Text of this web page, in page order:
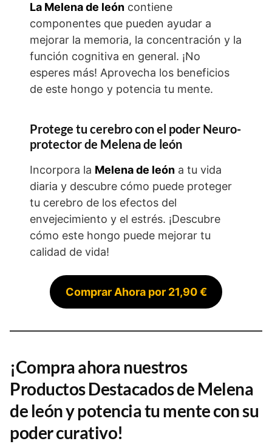
La Melena de león contiene
componentes que pueden ayudar a
mejorar la memoria, la concentración y la
función cognitiva en general. ¡No
esperes más! Aprovecha los beneficios
de este hongo y potencia tu mente.
Protege tu cerebro con el poder Neuro-
protector de Melena de león
Incorpora la Melena de león a tu vida
diaria y descubre cómo puede proteger
tu cerebro de los efectos del
envejecimiento y el estrés. ¡Descubre
cómo este hongo puede mejorar tu
calidad de vida!
Comprar Ahora por 21,90 €
¡Compra ahora nuestros
Productos Destacados de Melena
de león y potencia tu mente con su
poder curativo!